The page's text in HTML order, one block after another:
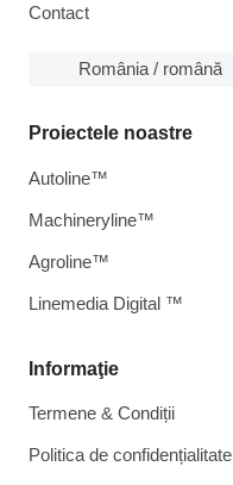
Contact
România / română
Informaţie
Termene & Condiții
Politica de confidențialitate
Proiectele noastre
Autoline™
Machineryline™
Agroline™
Linemedia Digital ™